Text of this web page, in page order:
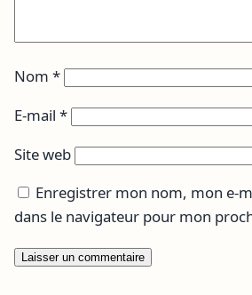
Nom *
E-mail *
Site web
Enregistrer mon nom, mon e-
dans le navigateur pour mon